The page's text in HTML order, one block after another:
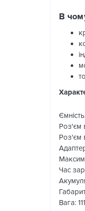
В
Роз'єм
Роз'єм
Час
Вага: